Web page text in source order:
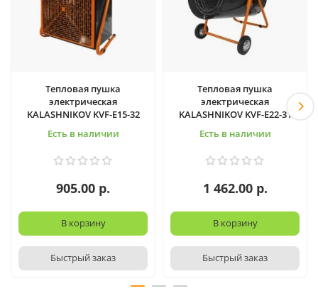
Тепловая пушка
электрическая
KALASHNIKOV KVF-E15-32
Есть в наличии
905.00 р.
В корзину
Быстрый заказ
Тепловая пушка
электрическая
KALASHNIKOV KVF-E22-31
Есть в наличии
1 462.00 р.
В корзину
Быстрый заказ